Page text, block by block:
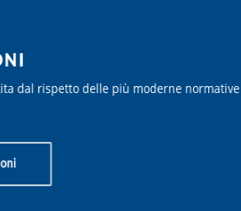
dal rispetto delle più moderne